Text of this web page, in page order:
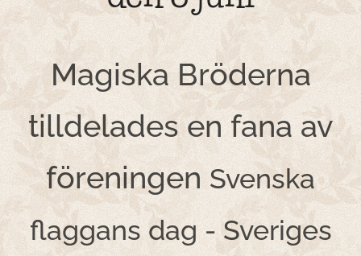
Magiska Bröderna
tilldelades en fana av
föreningenSvenska
flaggans dag - Sveriges